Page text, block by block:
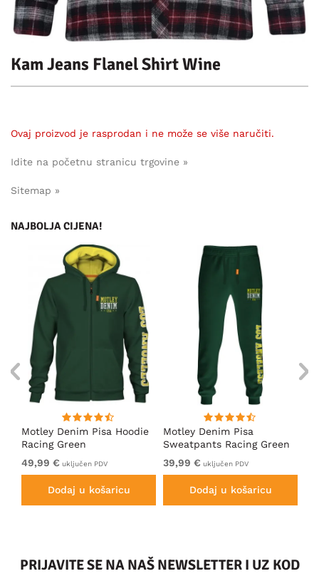
Kam Jeans Flanel Shirt Wine
Ovaj proizvod je rasprodan i ne može se više naručiti.
Idite na početnu stranicu trgovine »
Sitemap »
NAJBOLJA CIJENA!
Motley Denim Pisa Hoodie
Racing Green
49,99 € uključen PDV
Dodaj u košaricu
Motley Denim Pisa
Sweatpants Racing Green
39,99 € uključen PDV
Dodaj u košaricu
PRIJAVITE SE NA NAŠ NEWSLETTER I UZ KOD